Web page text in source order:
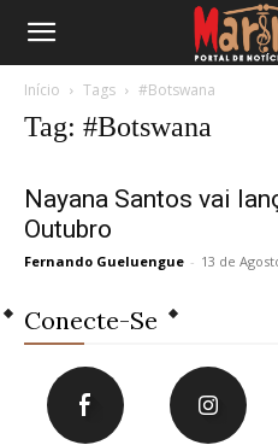
Início Tags #Botswana
Tag: #Botswana
Nayana Santos vai
Outubro
Fernando Gueluengue - 13 de
Conecte-Se